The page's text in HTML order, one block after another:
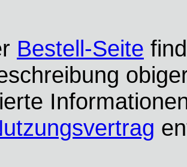
Bestell-Seite